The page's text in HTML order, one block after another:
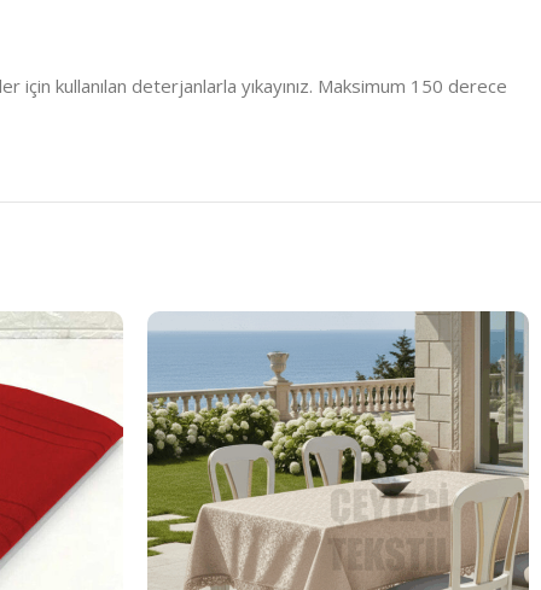
kullanılan deterjanlarla yıkayınız. Maksimum 150 derece